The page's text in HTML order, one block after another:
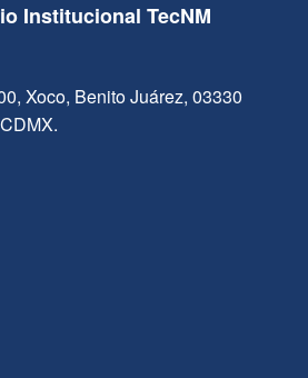
Institucional TecNM
Xoco, Benito Juárez, 03330